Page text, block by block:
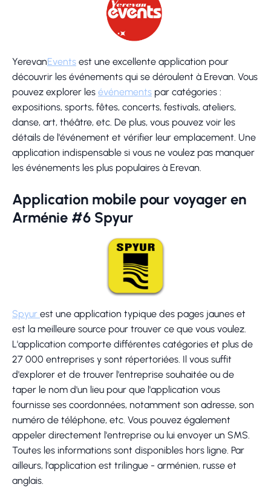
YerevanEvents est une excellente application pour
découvrir les événements qui se déroulent à Erevan. Vous
pouvez explorer les événements par catégories :
expositions, sports, fêtes, concerts, festivals, ateliers,
danse, art, théâtre, etc. De plus, vous pouvez voir les
détails de l'événement et vérifier leur emplacement. Une
application indispensable si vous ne voulez pas manquer
les événements les plus populaires à Erevan.
Application mobile pour voyager en
Arménie #6 Spyur
Spyur est une application typique des pages jaunes et
est la meilleure source pour trouver ce que vous voulez.
L'application comporte différentes catégories et plus de
27 000 entreprises y sont répertoriées. Il vous suffit
d'explorer et de trouver l'entreprise souhaitée ou de
taper le nom d'un lieu pour que l'application vous
fournisse ses coordonnées, notamment son adresse, son
numéro de téléphone, etc. Vous pouvez également
appeler directement l'entreprise ou lui envoyer un SMS.
Toutes les informations sont disponibles hors ligne. Par
ailleurs, l'application est trilingue - arménien, russe et
anglais.